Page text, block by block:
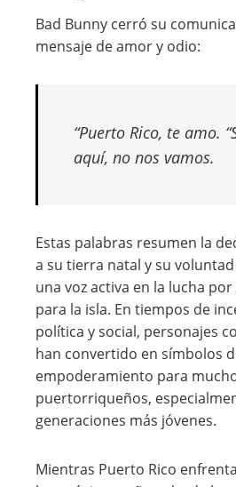
Bad Bunny cerró su
mensaje de amor y odio:
“Puerto Rico, te amo.
aquí, no nos vamos.
Estas palabras resumen la
a su tierra natal y su
una voz activa en la lucha
para la isla. En tiempos de
política y social, personajes
han convertido en símbolos
empoderamiento para
puertorriqueños,
generaciones más jóvenes.
Mientras Puerto Rico